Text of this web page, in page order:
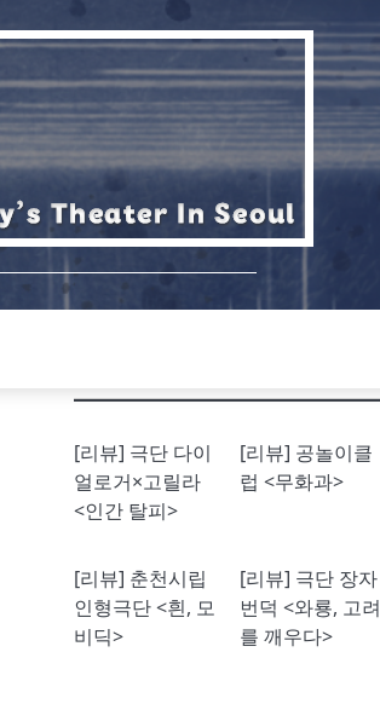
[리뷰] 극단 다이
얼로거×고릴라
<인간 탈피>
[리뷰] 공놀이클
럽 <무화과>
[리뷰] 춘천시립
인형극단 <흰, 모
비딕>
[리뷰] 극단 장자
번덕 <와룡, 고려
를 깨우다>